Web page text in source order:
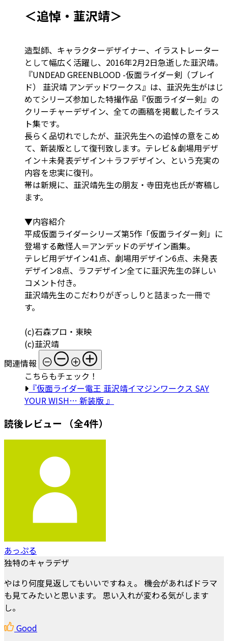
＜追悼・韮沢靖＞
造型師、キャラクターデザイナー、イラストレーター
として幅広く活躍し、2016年2月2日急逝した韮沢靖。
『UNDEAD GREENBLOOD -仮面ライダー剣（ブレイ
ド） 韮沢靖 アンデッドワークス』は、韮沢先生がはじ
めてシリーズ参加した特撮作品『仮面ライダー剣』の
クリーチャーデザイン、全ての画稿を掲載したイラス
ト集です。
長らく品切れでしたが、韮沢先生への追悼の意をこめ
て、新装版として復刊致します。テレビ＆劇場用デザ
イン＋未発表デザイン＋ラフデザイン、という充実の
内容を忠実に復刊。
帯は新規に、韮沢靖先生の朋友・寺田克也氏が寄稿し
ます。
▼内容紹介
平成仮面ライダーシリーズ第5作「仮面ライダー剣」に
登場する敵怪人＝アンデッドのデザイン画集。
テレビ用デザイン41点、劇場用デザイン6点、未発表
デザイン8点、ラフデザイン全てに韮沢先生の詳しい
コメント付き。
韮沢靖先生のこだわりがぎっしりと詰まった一冊で
す。
(c)石森プロ・東映
(c)韮沢靖
関連情報
こちらもチェック！
『仮面ライダー電王 韮沢靖イマジンワークス SAY
YOUR WISH… 新装版 』
読後レビュー （全4件）
あっぷる
独特のキャラデザ
やはり何度見返してもいいですねぇ。 機会があればドラマ
も見てみたいと思います。 思い入れが変わる気がします
し。
Good